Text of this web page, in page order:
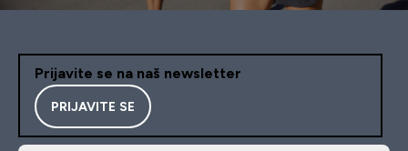
Prijavite se na naš newsletter
PRIJAVITE SE